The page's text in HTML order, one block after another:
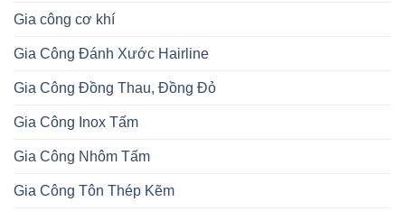
Gia công cơ khí
Gia Công Đánh Xước Hairline
Gia Công Đồng Thau, Đồng Đỏ
Gia Công Inox Tấm
Gia Công Nhôm Tấm
Gia Công Tôn Thép Kẽm